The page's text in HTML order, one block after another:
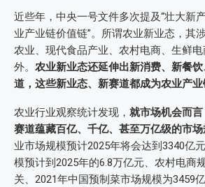
近些年，中央一号文件多次提及“壮大新
业产业链价值链”。所谓农业新业态，其
农业、现代食品产业、农村电商、生鲜
外。 农业新业态还延伸出新消费、新餐
道，这些新业态、新赛道都成为农业产业
农业行业观察统计发现， 就市场机会而
赛道蕴藏百亿、千亿、甚至万亿级的市场
业市场规模预计2025年将会达到3340亿
模预计到2025年的6.8万亿元、农村电商
关、2021年中国预制菜市场规模为3459